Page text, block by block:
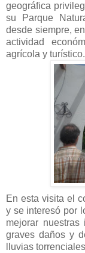
geográfica
su Parque
desde siempre,
actividad
agrícola y turístico.
En esta visita el
y se interesó por
mejorar nuestras
graves daños y
lluvias